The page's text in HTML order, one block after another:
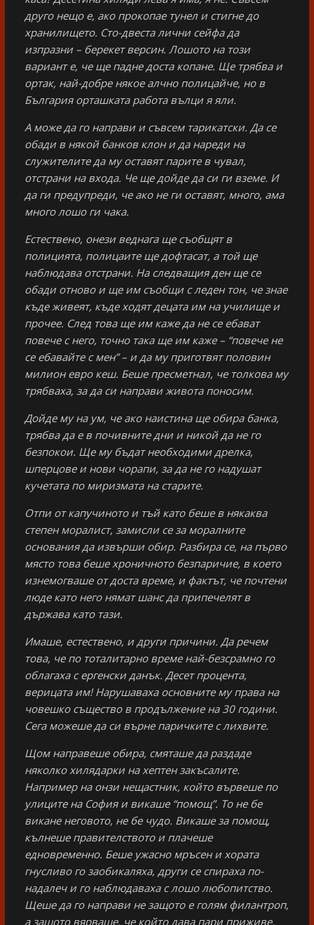
друго нещо е, ако прокопае тунел и стигне до
хранилището. Сто-двеста лични сейфа да
изпразни – берекет версин. Лошото на този
вариант е, че ще падне доста копане. Ще трябва и
ортак, най-добре някое алчно полицайче, но в
България орташката работа вълци я яли.
А може да го направи и съвсем тарикатски. Да се
обади в някой банков клон и да нареди на
служителите да му оставят парите в чувал,
отстрани на входа. Че ще дойде да си ги вземе. И
да ги предупреди, че ако не ги оставят, много, ама
много лошо ги чака.
Естествено, онези веднага ще съобщят в
полицията, полицаите ще дофтасат, а той ще
наблюдава отстрани. На следващия ден ще се
обади отново и ще им съобщи с леден тон, че знае
къде живеят, къде ходят децата им на училище и
прочее. След това ще им каже да не се ебават
повече с него, точно така ще им каже – “повече не
се ебавайте с мен” – и да му приготвят половин
милион евро кеш. Беше пресметнал, че толкова му
трябваха, за да си направи живота поносим.
Дойде му на ум, че ако наистина ще обира банка,
трябва да е в почивните дни и никой да не го
безпокои. Ще му бъдат необходими дрелка,
шперцове и нови чорапи, за да не го надушат
кучетата по миризмата на старите.
Отпи от капучиното и тъй като беше в някаква
степен моралист, замисли се за моралните
основания да извърши обир. Разбира се, на първо
място това беше хроничното безпаричие, в което
изнемогваше от доста време, и фактът, че почтени
люде като него нямат шанс да припечелят в
държава като тази.
Имаше, естествено, и други причини. Да речем
това, че по тоталитарно време най-безсрамно го
облагаха с ергенски данък. Десет процента,
верицата им! Нарушаваха основните му права на
човешко същество в продължение на 30 години.
Сега можеше да си върне паричките с лихвите.
Щом направеше обира, смяташе да раздаде
няколко хилядарки на хептен закъсалите.
Например на онзи нещастник, който вървеше по
улиците на София и викаше “помощ”. То не бе
викане неговото, не бе чудо. Викаше за помощ,
кълнеше правителството и плачеше
едновременно. Беше ужасно мръсен и хората
гнусливо го заобикаляха, други се спираха по-
надалеч и го наблюдаваха с лошо любопитство.
Щеше да го направи не защото е голям филантроп,
а защото вярваше, че който дава пари приживе,